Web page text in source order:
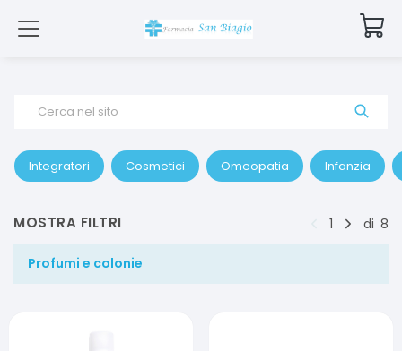
Cerca nel sito
Integratori Cosmetici Omeopatia Infanzia
MOSTRA FILTRI 1 di 8
Profumi e colonie